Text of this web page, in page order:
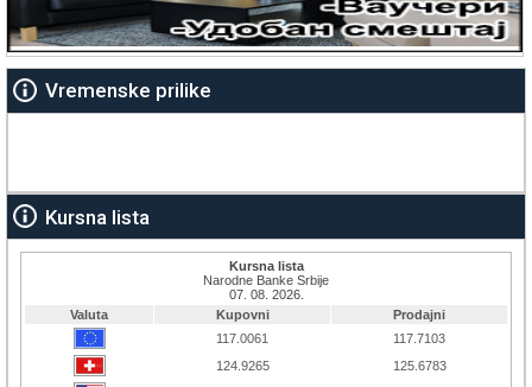
Vremenske prilike
Kursna lista